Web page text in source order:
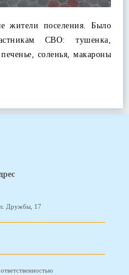
жители поселения. Было
СВО: тушенка,
соленья, макароны
Дружбы, 17